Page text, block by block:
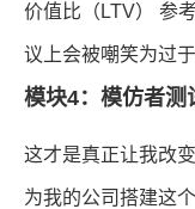
价值比（LTV） 参
议上会被嘲笑为过于
模块4：模仿者测
这才是真正让我改
为我的公司搭建这